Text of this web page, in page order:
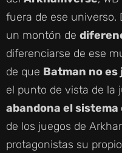
fuera de ese universo.
un montón de
diferenciarse de ese
de que Batman no es
el punto de vista de la
abandona el
de los juegos de
protagonistas su